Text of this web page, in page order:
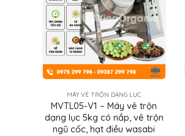
MÁY VÊ TRỘN DẠNG LỤC
MVTL05-V1 – Máy vê trộn
dạng lục 5kg có nắp, vê trộn
ngũ cốc, hạt điều wasabi